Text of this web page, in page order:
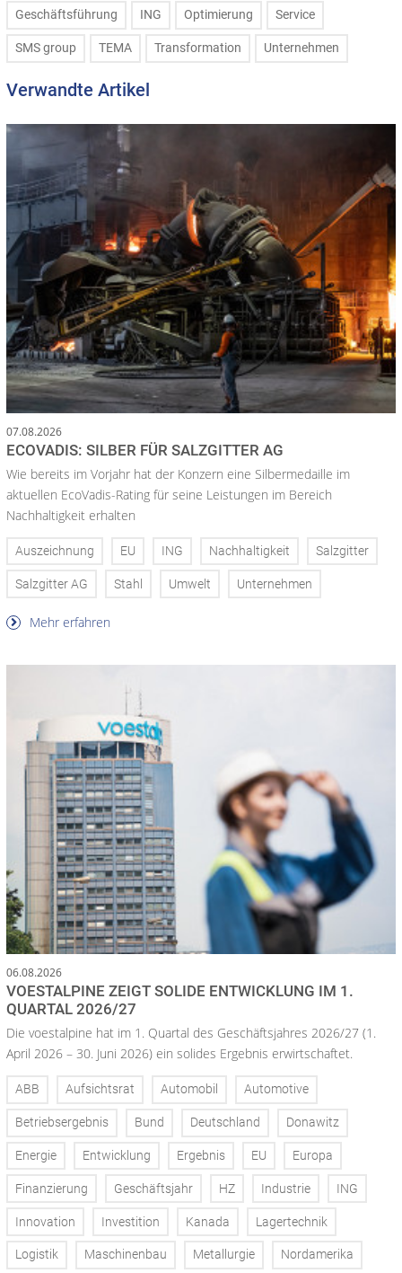
Geschäftsführung ING Optimierung Service
SMS group TEMA Transformation Unternehmen
Verwandte Artikel
07.08.2026
ECOVADIS: SILBER FÜR SALZGITTER AG
Wie bereits im Vorjahr hat der Konzern eine Silbermedaille im
aktuellen EcoVadis-Rating für seine Leistungen im Bereich
Nachhaltigkeit erhalten
Auszeichnung EU ING Nachhaltigkeit Salzgitter
Salzgitter AG Stahl Umwelt Unternehmen
Mehr erfahren
06.08.2026
VOESTALPINE ZEIGT SOLIDE ENTWICKLUNG IM 1.
QUARTAL 2026/27
Die voestalpine hat im 1. Quartal des Geschäftsjahres 2026/27 (1.
April 2026 – 30. Juni 2026) ein solides Ergebnis erwirtschaftet.
ABB Aufsichtsrat Automobil Automotive
Betriebsergebnis Bund Deutschland Donawitz
Energie Entwicklung Ergebnis EU Europa
Finanzierung Geschäftsjahr HZ Industrie ING
Innovation Investition Kanada Lagertechnik
Logistik Maschinenbau Metallurgie Nordamerika